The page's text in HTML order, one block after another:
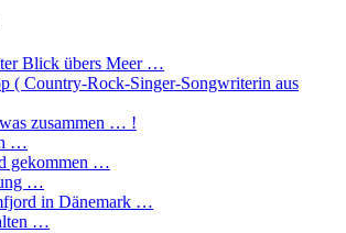
Blick übers Meer …
( Country-Rock-Singer-Songwriterin aus
zusammen … !
…
gekommen …
…
in Dänemark …
…